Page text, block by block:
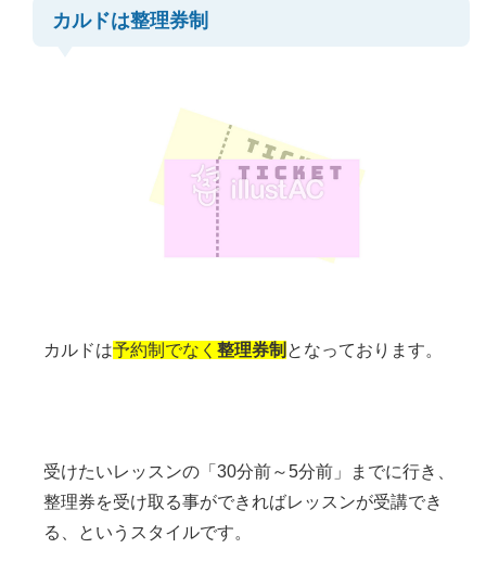
カルドは整理券制
カルドは予約制でなく 整理券制 となっております。
受けたいレッスンの「30分前～5分前」までに行き、
整理券を受け取る事ができればレッスンが受講でき
る、というスタイルです。